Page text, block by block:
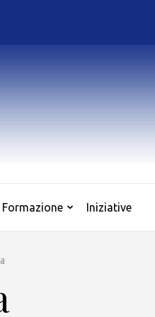
Formazione Iniziative